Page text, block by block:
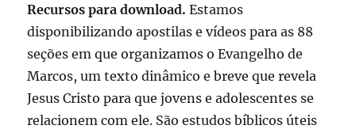
Recursos para download. Estamos
disponibilizando apostilas e vídeos para as 88
seções em que organizamos o Evangelho de
Marcos, um texto dinâmico e breve que revela
Jesus Cristo para que jovens e adolescentes se
relacionem com ele. São estudos bíblicos úteis